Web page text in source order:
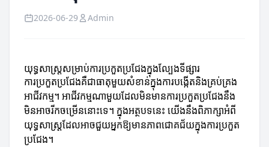
2026-06-29 Admin
យុទ្ធសាស្ត្រសម្រាប់ការប្រកួតប្រជែងក្នុងល្បែងទីផ្សារ
ការប្រកួតប្រជែងគឺជាធាតុមួយសំខាន់ក្នុងការបង្កើតនិងគ្រប់គ្រង
អាជីវកម្ម។ អាជីវកម្មណាមួយដែលមិនមានការប្រកួតប្រជែងនឹង
មិនអាចរីកចម្រើននោះទេ។ ក្នុងអត្ថបទនេះ យើងនឹងពិភាក្សាអំពី
យុទ្ធសាស្ត្រដែលអាចជួយអ្នកឱ្យមានភាពជោគជ័យក្នុងការប្រកួត
ប្រជែង។